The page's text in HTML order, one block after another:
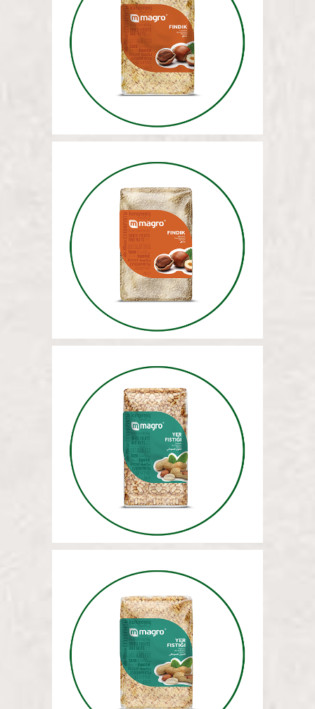
ФУНДУК (НАРЕЗАННЫЙ) 5 КГ
ФУНДУК (МОЛОТЫЙ) 5 КГ
АРАХИС (ВСЕГО) 5 КГ
АРАХИС (РУБЛЕНЫЙ) 5 КГ